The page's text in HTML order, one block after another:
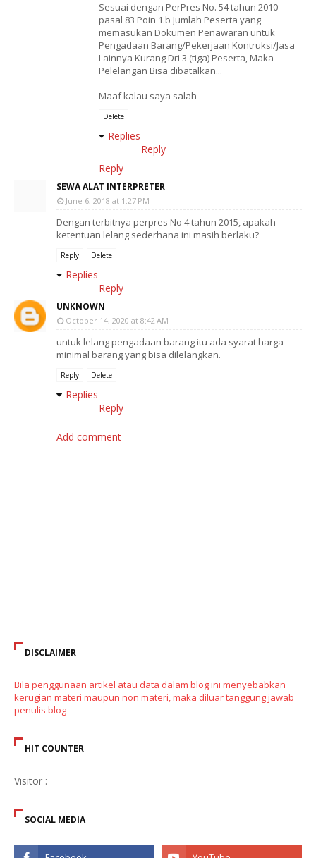
Sesuai dengan PerPres No. 54 tahun 2010
pasal 83 Poin 1.b Jumlah Peserta yang
memasukan Dokumen Penawaran untuk
Pengadaan Barang/Pekerjaan Kontruksi/Jasa
Lainnya Kurang Dri 3 (tiga) Peserta, Maka
Pelelangan Bisa dibatalkan...
Maaf kalau saya salah
Delete
Replies
Reply
Reply
SEWA ALAT INTERPRETER
June 6, 2018 at 1:27 PM
Dengan terbitnya perpres No 4 tahun 2015, apakah
ketentuan lelang sederhana ini masih berlaku?
Reply Delete
Replies
Reply
UNKNOWN
October 14, 2020 at 8:42 AM
untuk lelang pengadaan barang itu ada syarat harga
minimal barang yang bisa dilelangkan.
Reply Delete
Replies
Reply
Add comment
DISCLAIMER
Bila penggunaan artikel atau data dalam blog ini menyebabkan
kerugian materi maupun non materi, maka diluar tanggung jawab
penulis blog
HIT COUNTER
Visitor :
SOCIAL MEDIA